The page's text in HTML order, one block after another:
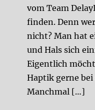
vom Team
finden. Denn
nicht? Man hat
und Hals sich
Eigentlich
Haptik gerne
Manchmal […]